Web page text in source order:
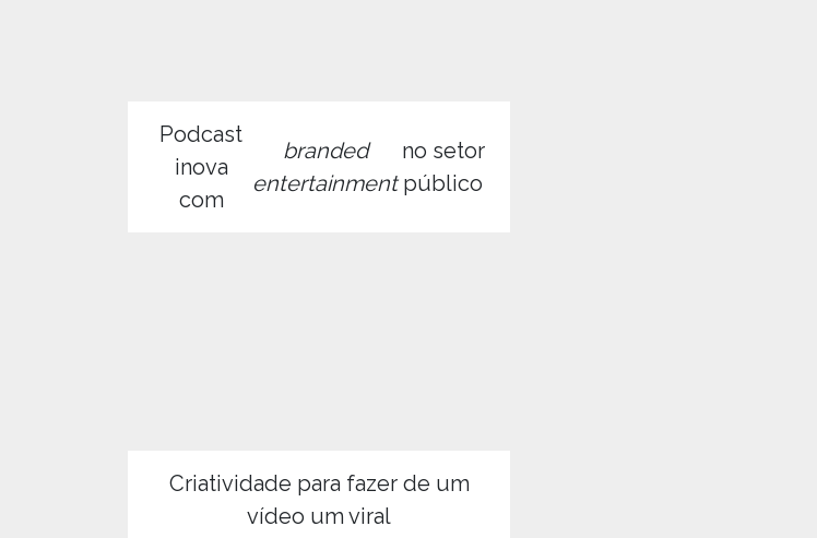
Podcast
inova
com
branded
entertainment
no setor
público
Criatividade para fazer de um
vídeo um viral